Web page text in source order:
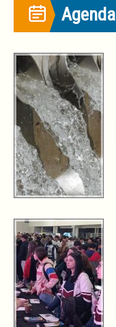
Agenda